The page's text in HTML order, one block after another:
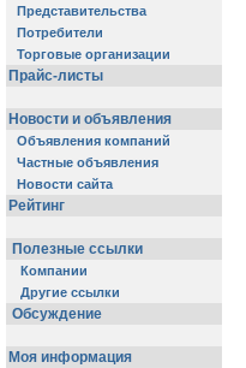
Представительства
Потребители
Торговые организации
Прайс-листы
Новости и объявления
Объявления компаний
Частные объявления
Новости сайта
Рейтинг
Полезные ссылки
Компании
Другие ссылки
Обсуждение
Моя информация